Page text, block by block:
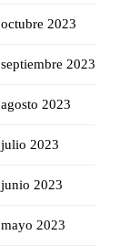
octubre 2023
septiembre 2023
agosto 2023
julio 2023
junio 2023
mayo 2023